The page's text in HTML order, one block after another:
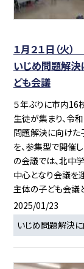
１月２１日（火
いじめ問題解決
ども会議
５年ぶりに市内16
生徒が集まり、令
問題解決に向けた
を、参集型で開催
の会議では、北中
中心となり会議を
主体の子ども会議
2025/01/23
いじめ問題解決